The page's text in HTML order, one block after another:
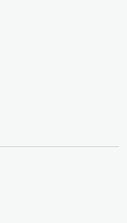
求人
・求人
求人